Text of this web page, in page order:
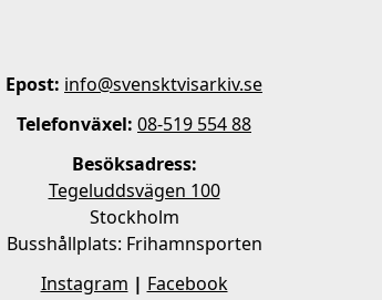
Epost: info@svensktvisarkiv.se
Telefonväxel: 08-519 554 88
Besöksadress:
Tegeluddsvägen 100
Stockholm
Busshållplats: Frihamnsporten
Instagram | Facebook